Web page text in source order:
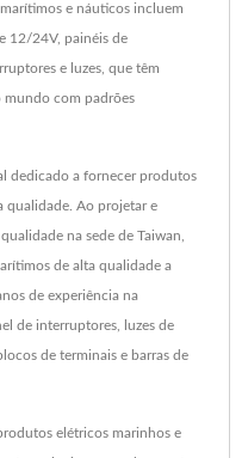
e náuticos incluem
12/24V, painéis de
e luzes, que têm
mundo com padrões
dedicado a fornecer produtos
qualidade. Ao projetar e
na sede de Taiwan,
de alta qualidade a
de experiência na
de interruptores, luzes de
de terminais e barras de
elétricos marinhos e